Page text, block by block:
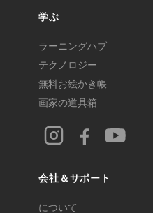
学ぶ
ラーニングハブ
テクノロジー
無料お絵かき帳
画家の道具箱
会社＆サポート
について